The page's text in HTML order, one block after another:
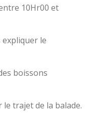
10Hr00 et
le
boissons
trajet de la balade.